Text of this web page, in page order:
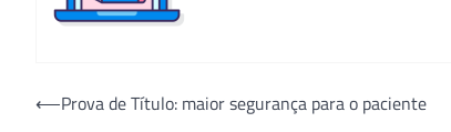
Navegação
⟵Prova de Título: maior segurança para o paciente